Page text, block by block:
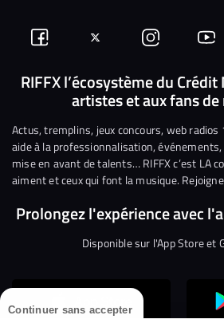
Continuer sans accepter
Suivez-
nous
Facebook
Suivez-
nous
sur
Twitter
Nous
rejoindre
sur
RIFFX l’écosystème du
artistes et aux fans
Actus, tremplins, jeux concours, web radios
aide à la professionnalisation,
mise en avant de talents… RIFFX c’est LA
aiment et ceux qui font la musique.
Prolongez l'expérience avec
Disponible sur l'App Store et